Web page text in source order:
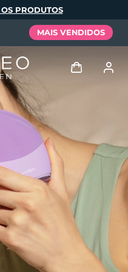
PRODUTOS
MAIS VENDIDOS
Perfil de usuário
Meus aparelhos
Meus pedidos
Meus endereços
As minhas subscrições
Español
Português
Русский
繁體中文